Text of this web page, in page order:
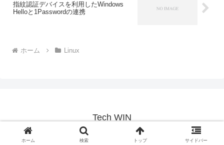
指紋認証デバイスを利用したWindows
Helloと1Passwordの連携
ホーム Linux
Tech WIN
© 2023 Tech WIN.
ホーム 検索 トップ サイドバー